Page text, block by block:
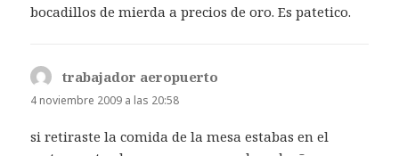
bocadillos de mierda a precios de oro. Es patetico.
trabajador aeropuerto
4 noviembre 2009 a las 20:58
si retiraste la comida de la mesa estabas en el